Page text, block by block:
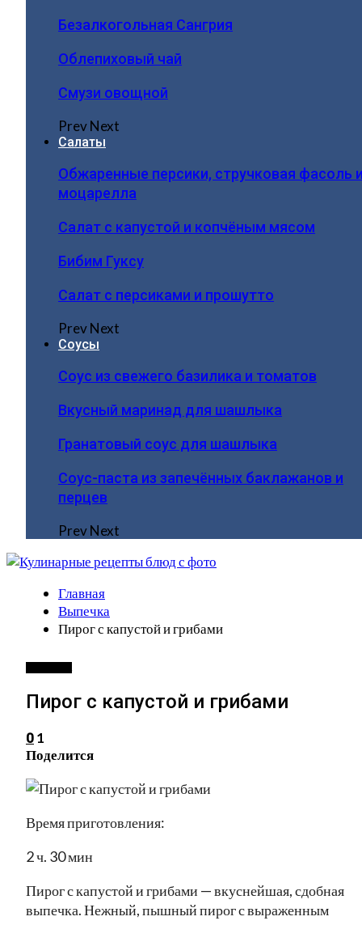
Безалкогольная Сангрия
Облепиховый чай
Смузи овощной
PrevNext
Салаты
Обжаренные персики, стручковая фасоль
моцарелла
Салат с капустой и копчёным мясом
Бибим Гуксу
Салат с персиками и прошутто
PrevNext
Соусы
Соус из свежего базилика и томатов
Вкусный маринад для шашлыка
Гранатовый соус для шашлыка
Соус-паста из запечённых баклажанов и
перцев
PrevNext
Главная
Выпечка
Пирог с капустой и грибами
Пирог с капустой и грибами
0 1
Поделится
Время приготовления:
2 ч. 30 мин
Пирог с капустой и грибами — вкуснейшая, сдобная
выпечка. Нежный, пышный пирог с выраженным